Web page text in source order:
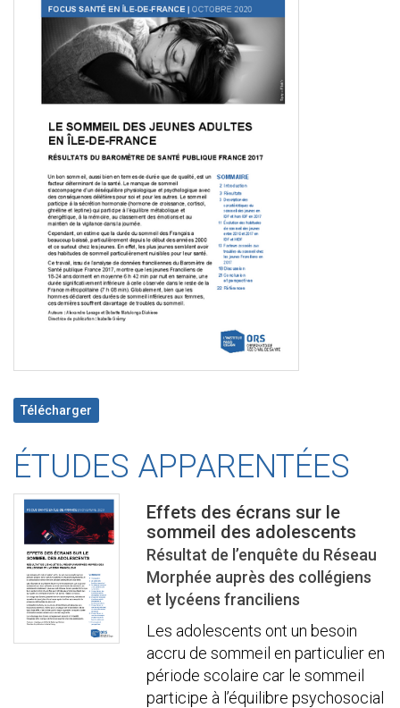
Télécharger
ÉTUDES APPARENTÉES
Effets des écrans sur le
sommeil des adolescents
Résultat de l’enquête du Réseau
Morphée auprès des collégiens
et lycéens franciliens
Les adolescents ont un besoin
accru de sommeil en particulier en
période scolaire car le sommeil
participe à l’équilibre psychosocial